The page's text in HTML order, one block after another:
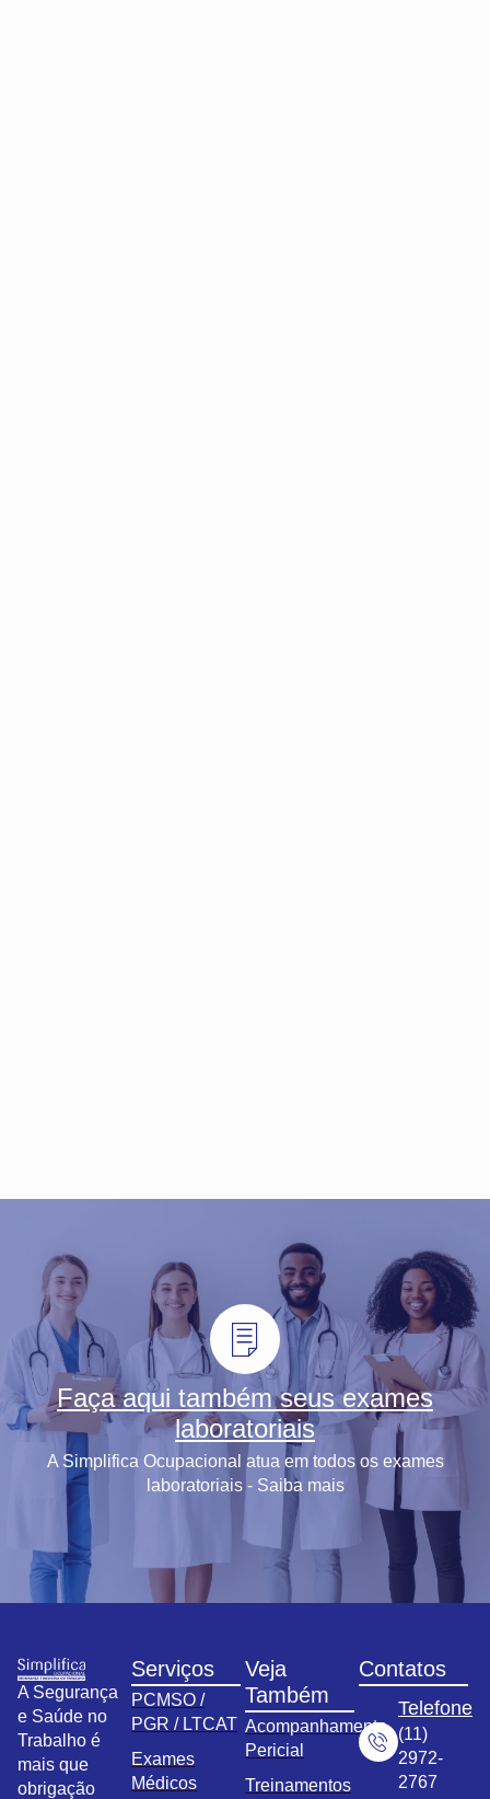
Faça aqui também seus exames
laboratoriais
A Simplifica Ocupacional atua em todos os exames
laboratoriais - Saiba mais
A Segurança
e Saúde no
Trabalho é
mais que
obrigação
Serviços
PCMSO /
PGR / LTCAT
Exames
Médicos
Veja
Também
Acompanhamento
Pericial
Treinamentos
Contatos
Telefone
(11)
2972-
2767